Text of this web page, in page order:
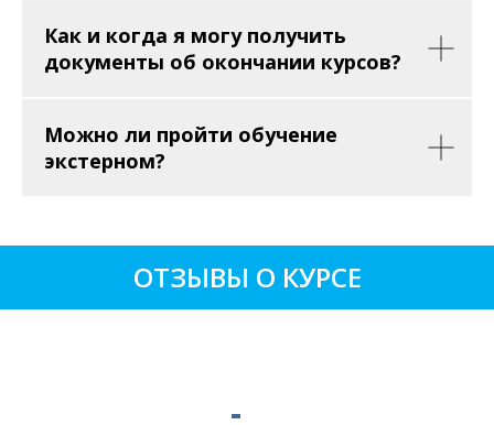
Как и когда я могу получить
документы об окончании курсов?
Можно ли пройти обучение
экстерном?
ОТЗЫВЫ О КУРСЕ